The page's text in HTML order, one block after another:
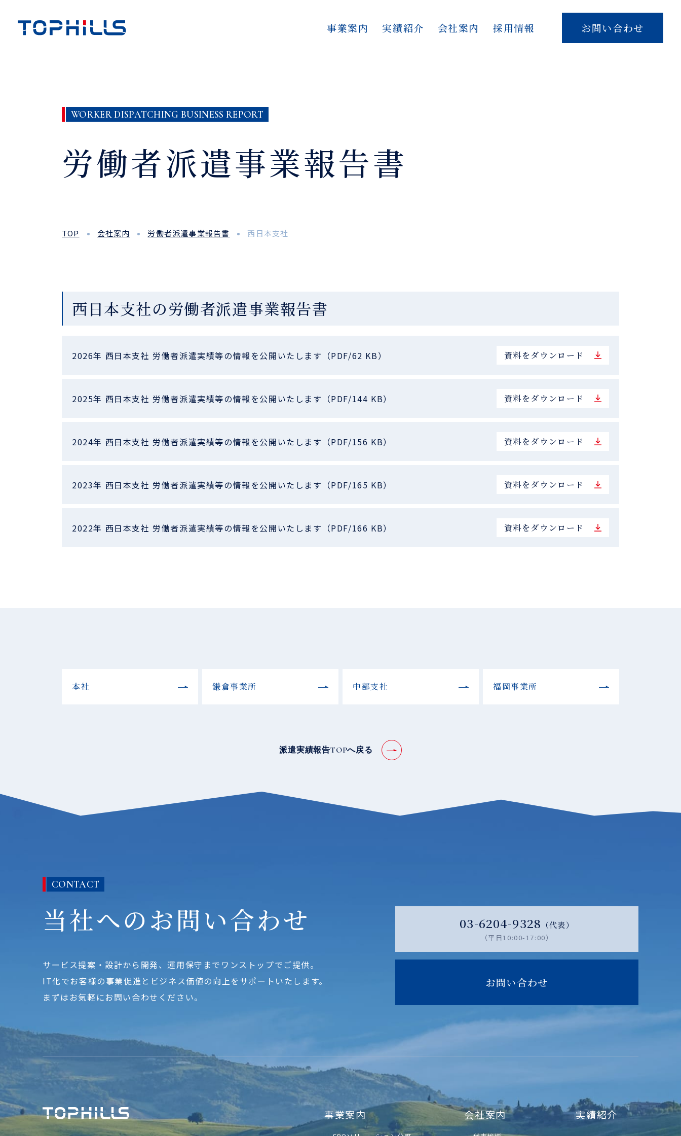
事業案内 実績紹介 会社案内 採用情報 お問い合わせ
WORKER DISPATCHINGBUSINESS REPORT
労働者派遣事業報告書
TOP 会社案内 労働者派遣事業報告書 西日本支社
西日本支社の労働者派遣事業報告書
2026年 西日本支社 労働者派遣実績等の情報を公開いたします（PDF/62 KB） 資料をダウンロード
2025年 西日本支社 労働者派遣実績等の情報を公開いたします（PDF/144 KB） 資料をダウンロード
2024年 西日本支社 労働者派遣実績等の情報を公開いたします（PDF/156 KB） 資料をダウンロード
2023年 西日本支社 労働者派遣実績等の情報を公開いたします（PDF/165 KB） 資料をダウンロード
2022年 西日本支社 労働者派遣実績等の情報を公開いたします（PDF/166 KB） 資料をダウンロード
本社 鎌倉事業所 中部支社 福岡事業所
派遣実績報告TOPへ戻る
CONTACT
当社へのお問い合わせ
サービス提案・設計から開発、運用保守までワンストップでご提供。
IT化でお客様の事業促進とビジネス価値の向上をサポートいたします。
まずはお気軽にお問い合わせください。
03-6204-9328 （代表）
（平日10:00-17:00）
お問い合わせ
事業案内 会社案内
実績紹介